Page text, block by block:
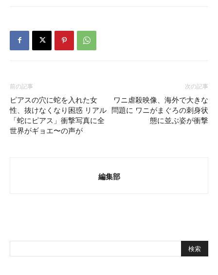
前の記事
ピアスの穴に蛇を入れた女
性、抜けなくなり困惑 リアル
「蛇にピアス」衝撃写真に全
世界がギョエ〜の声が
次の記事
ワニ虐殺映像、海外で大きな
問題に ワニがまぐろの刺身状
態に並ぶ姿が衝撃
編集部